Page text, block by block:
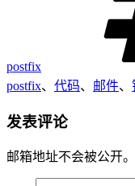
postfix
postfix、 代码、 邮件、
发表评论
邮箱地址不会被公开。